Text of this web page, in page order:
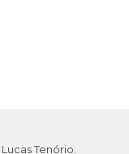
Lucas Tenório